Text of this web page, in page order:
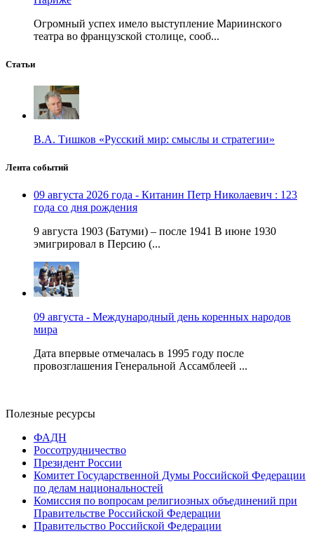
Огромный успех имело выступление Мариинского
театра во французской столице, сооб...
Статьи
В.А. Тишков «Русский мир: смыслы и стратегии»
Лента событий
09 августа 2026 года - Китанин Петр Николаевич : 123
года со дня рождения
9 августа 1903 (Батуми) – после 1941 В июне 1930
эмигрировал в Персию (...
09 августа - Международный день коренных народов
мира
Дата впервые отмечалась в 1995 году после
провозглашения Генеральной Ассамблеей ...
Полезные ресурсы
ФАДН
Россотрудничество
Президент России
Комитет Государственной Думы Российской Федерации
по делам национальностей
Комиссия по вопросам религиозных объединений при
Правительстве Российской Федерации
Правительство Российской Федерации